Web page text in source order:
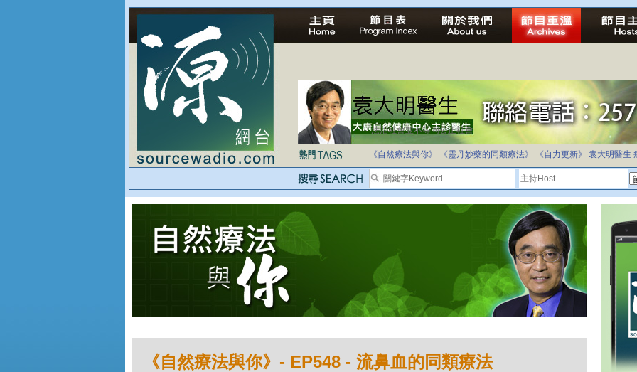
法治社會並不等同公正社會
自家教育合法化-推動多元化教育，全民學卷制
《自然療法與你》
《靈丹妙藥的同類療法》 《自力更新》 袁大明醫生
《自然療法與你》- EP548 - 流鼻血的同類療法